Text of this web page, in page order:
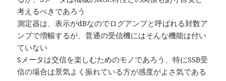
考えるべきであろう
測定器は、表示がdBなのでログアンプと呼ばれる対数ア
ンプで増幅するが、普通の受信機にはそんな機能は付い
ていない
Sメータは交信を楽しむためのモノであろう、特にSSB受
信の場合は景気よく振れている方が感度がよさ気である